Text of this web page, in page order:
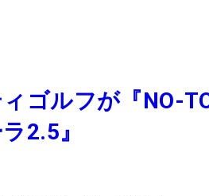
ゴルフが『NO-
2.5』